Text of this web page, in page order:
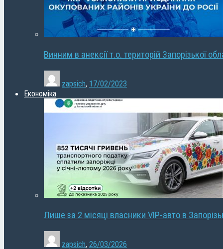
Винним в анексії т.о. територій Запорізької
zapsich, 17/02/2023
Економіка
Лише за 2 місяці власники VIP-авто в
zapsich, 26/03/2026